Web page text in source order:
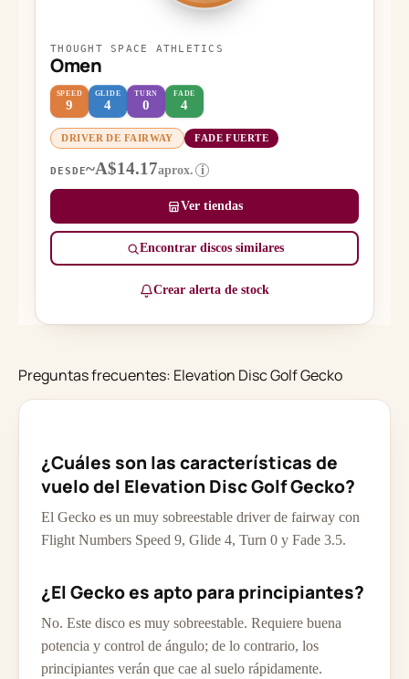
THOUGHT SPACE ATHLETICS
Omen
SPEED
9
GLIDE
4
TURN
0
FADE
4
DRIVER DE FAIRWAY FADE FUERTE
DESDE~A$14.17aprox. i
Ver tiendas
Encontrar discos similares
Crear alerta de stock
Preguntas frecuentes: Elevation Disc Golf Gecko
¿Cuáles son las características de
vuelo del Elevation Disc Golf Gecko?
El Gecko es un muy sobreestable driver de fairway con
Flight Numbers Speed 9, Glide 4, Turn 0 y Fade 3.5.
¿El Gecko es apto para principiantes?
No. Este disco es muy sobreestable. Requiere buena
potencia y control de ángulo; de lo contrario, los
principiantes verán que cae al suelo rápidamente.